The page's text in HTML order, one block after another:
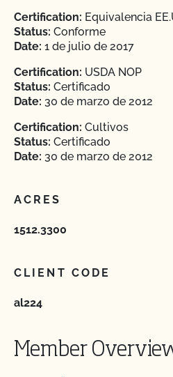
Certification: Equivalencia
Status: Conforme
Date: 1 de julio de 2017
Certification: USDA NOP
Status: Certificado
Date: 30 de marzo de 2012
Certification: Cultivos
Status: Certificado
Date: 30 de marzo de 2012
ACRES
1512.3300
CLIENT CODE
al224
Member